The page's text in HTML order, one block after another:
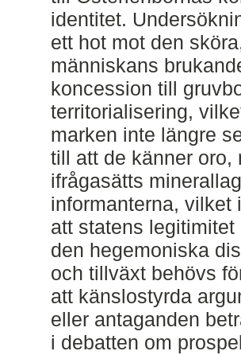
identitet.
ett hot mot den
människans
koncession till
territorialisering,
marken inte längre
till att de känner
ifrågasätts
informanterna, vilket
att statens
den hegemoniska
och tillväxt behövs
att känslostyrda
eller antaganden
i debatten om